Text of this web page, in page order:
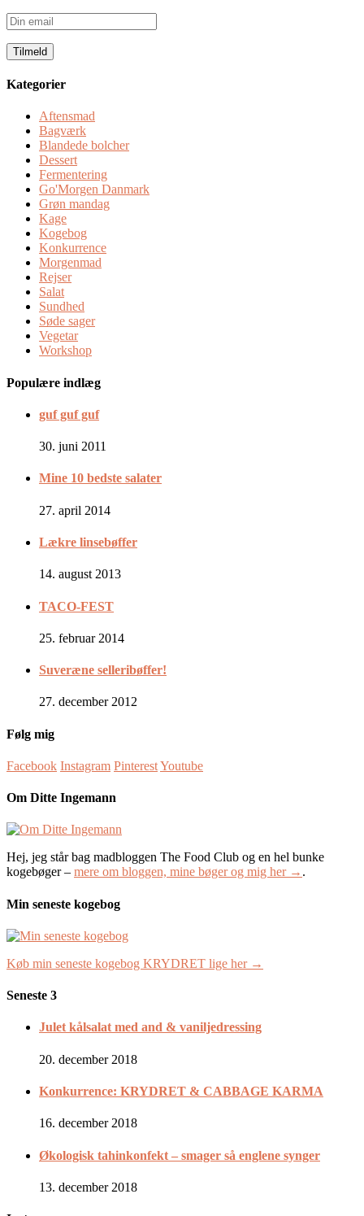
Din
email
Kategorier
Aftensmad
Bagværk
Blandede bolcher
Dessert
Fermentering
Go'Morgen Danmark
Grøn mandag
Kage
Kogebog
Konkurrence
Morgenmad
Rejser
Salat
Sundhed
Søde sager
Vegetar
Workshop
Populære indlæg
guf guf guf
30. juni 2011
Mine 10 bedste salater
27. april 2014
Lækre linsebøffer
14. august 2013
TACO-FEST
25. februar 2014
Suveræne selleribøffer!
27. december 2012
Følg mig
Facebook Instagram PinterestYoutube
Om Ditte Ingemann
Hej, jeg står bag madbloggen The Food Club og en hel bunke
kogebøger – mere om bloggen, mine bøger og mig her → .
Min seneste kogebog
Køb min seneste kogebog KRYDRET lige her →
Seneste 3
Julet kålsalat med and & vaniljedressing
20. december 2018
Konkurrence: KRYDRET & CABBAGE KARMA
16. december 2018
Økologisk tahinkonfekt – smager så englene synger
13. december 2018